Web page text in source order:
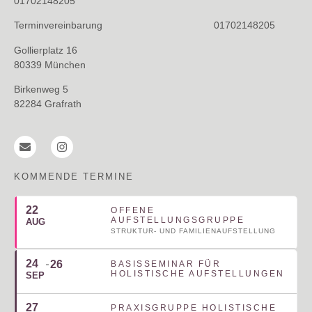
ANMELDUNG
Terminvereinbarung 01702148205
Gollierplatz 16
80339 München
Birkenweg 5
82284 Grafrath
KOMMENDE TERMINE
22
AUG
OFFENE
AUFSTELLUNGSGRUPPE
STRUKTUR- UND FAMILIENAUFSTELLUNG
24
SEP
26
BASISSEMINAR FÜR
HOLISTISCHE AUFSTELLUNGEN
27 PRAXISGRUPPE HOLISTISCHE